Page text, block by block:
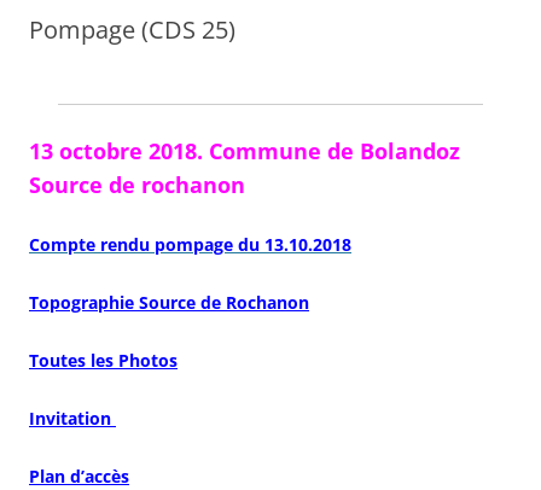
Pompage (CDS 25)
13 octobre 2018. Commune de Bolandoz
Source de rochanon
Compte rendu pompage du 13.10.2018
Topographie Source de Rochanon
Toutes les Photos
Invitation
Plan d’accès